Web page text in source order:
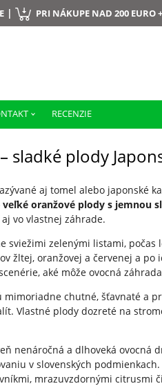
| PRI NÁKUPE NAD 200 EURO
RECENZIE
sladké plody
aj tomel alebo japonské
veľké oranžové plody s jemnou
vo vlastnej záhrade.
sviežimi zelenými listami,
žltej, oranžovej a červenej a
aké môže ovocná
mimoriadne chutné, šťavnaté a
Vlastné plody dozreté na
nenáročná a dlhoveká
v slovenských
mrazuvzdornými citrusmi